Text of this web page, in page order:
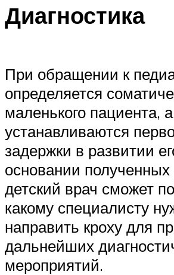
Диагностика
При обращении к
определяется
маленького пациента,
устанавливаются
задержки в развитии
основании
детский врач сможет
какому специалисту
направить кроху для
дальнейших
мероприятий.